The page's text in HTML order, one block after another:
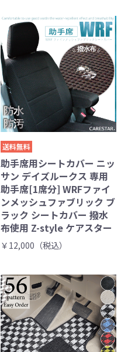
送料無料
助手席用シートカバー ニッ
サン デイズルークス 専用
助手席[1席分] WRFファイ
ンメッシュファブリック ブ
ラック シートカバー 撥水
布使用 Z-style ケアスター
￥12,000（税込）